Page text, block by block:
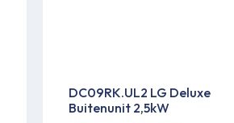
DC09RK.UL2 LG Deluxe
Buitenunit 2,5kW